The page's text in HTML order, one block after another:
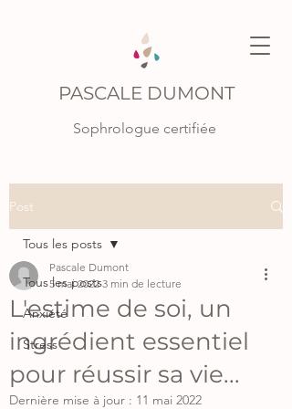
PASCALE DUMONT
Sophrologue certifiée
Post
Tous les posts
Anxiété
Stress
Tous les posts
L'estime de soi, un
ingrédient essentiel
pour réussir sa vie...
Pascale Dumont
5 mai 2022 3 min de lecture
Dernière mise à jour : 11 mai 2022